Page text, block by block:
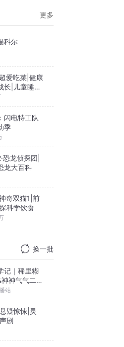
更多
科尔
爱吃菜|健康
长|儿童睡前
闪电特工队
季
恐龙侦探团|
龙大百科
奇双猫1|前
科学饮食
换一批
记｜稀里糊
神气气二年
站
疑惊悚|灵
剧